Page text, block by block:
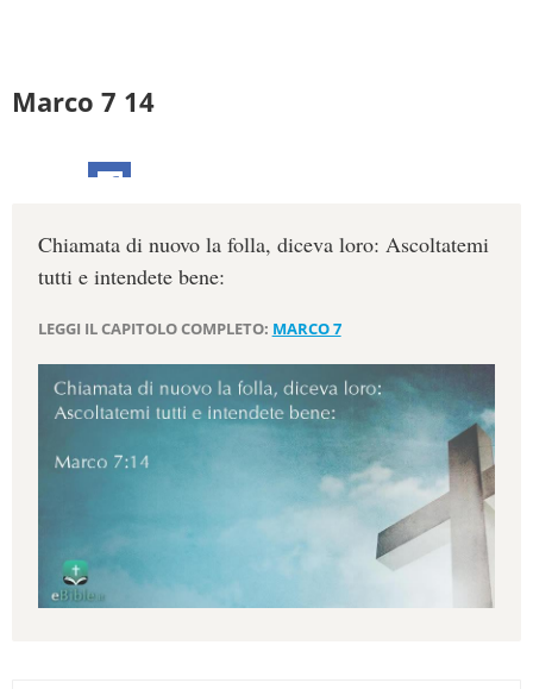
Marco 7 14
Chiamata di nuovo la folla, diceva loro: Ascoltatemi
tutti e intendete bene:
LEGGI IL CAPITOLO COMPLETO: MARCO 7